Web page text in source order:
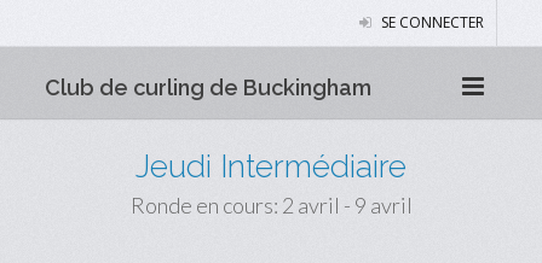
SE CONNECTER
Club de curling de Buckingham
Jeudi Intermédiaire
Ronde en cours: 2 avril - 9 avril